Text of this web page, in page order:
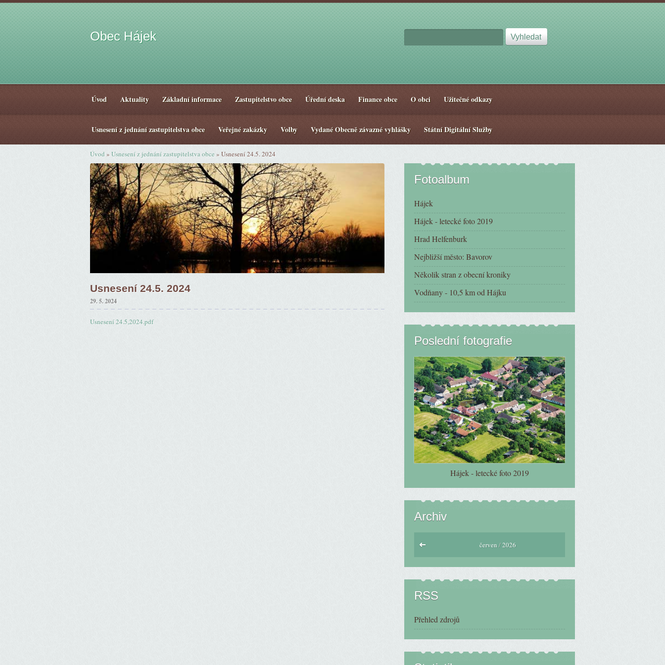
Obec Hájek
Úvod Aktuality Základní informace Zastupitelstvo obce Úřední deska Finance obce O obci Užitečné odkazy
Usnesení z jednání zastupitelstva obce Veřejné zakázky Volby Vydané Obecně závazné vyhlášky Státní Digitální Služby
Úvod » Usnesení z jednání zastupitelstva obce» Usnesení 24.5. 2024
Usnesení 24.5. 2024
29. 5. 2024
Usnesení 24.5,2024.pdf
Fotoalbum
Hájek
Hájek - letecké foto 2019
Hrad Helfenburk
Nejbližší město: Bavorov
Několik stran z obecní kroniky
Vodňany - 10,5 km od Hájku
Poslední fotografie
Hájek - letecké foto 2019
Archiv
červen /2026
RSS
Přehled zdrojů